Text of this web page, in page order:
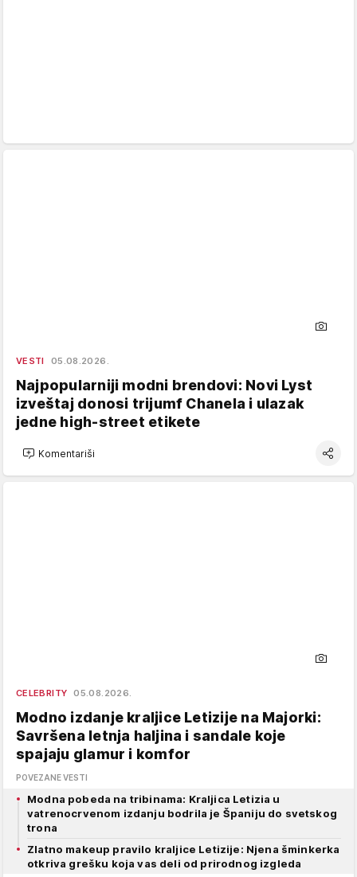
VESTI 05.08.2026.
Najpopularniji modni brendovi: Novi Lyst
izveštaj donosi trijumf Chanela i ulazak
jedne high-street etikete
Komentariši
CELEBRITY 05.08.2026.
Modno izdanje kraljice Letizije na Majorki:
Savršena letnja haljina i sandale koje
spajaju glamur i komfor
POVEZANE VESTI
Modna pobeda na tribinama: Kraljica Letizia u
vatrenocrvenom izdanju bodrila je Španiju do svetskog
trona
Zlatno makeup pravilo kraljice Letizije: Njena šminkerka
otkriva grešku koja vas deli od prirodnog izgleda